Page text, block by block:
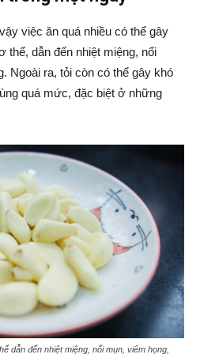
việc ăn quá nhiều có thể gây
thể, dẫn đến nhiệt miệng, nổi
Ngoài ra, tỏi còn có thể gây khó
quá mức, đặc biệt ở những
dẫn đến nhiệt miệng, nổi mụn, viêm họng,